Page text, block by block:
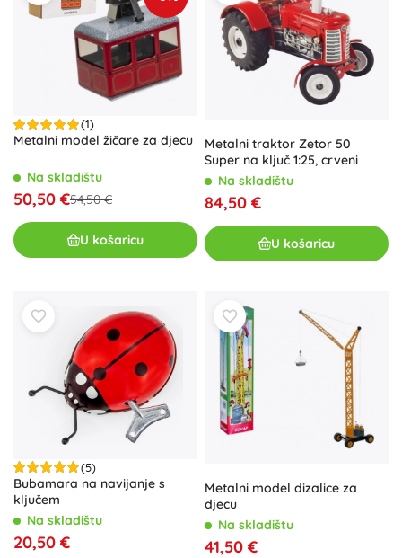
(1)
Metalni model žičare za djecu
Na skladištu
50,50 €54,50 €
U košaricu
Metalni traktor Zetor 50
Super na ključ 1:25, crveni
Na skladištu
84,50 €
U košaricu
(5)
Bubamara na navijanje s
ključem
Na skladištu
20,50 €
Metalni model dizalice za
djecu
Na skladištu
41,50 €